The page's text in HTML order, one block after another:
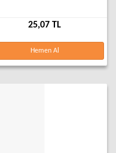
25,07 TL
Hemen Al